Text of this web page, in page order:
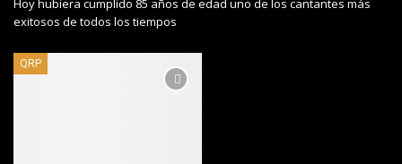
Hoy hubiera cumplido 85 años de edad uno de los cantantes más
exitosos de todos los tiempos
QRP